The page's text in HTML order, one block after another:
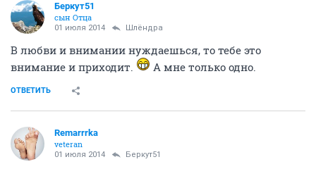
Беркут51
сын Отца
01 июля 2014 Шлёндра
В любви и внимании нуждаешься, то тебе это
внимание и приходит.
А мне только одно.
ОТВЕТИТЬ
Remarrrka
veteran
01 июля 2014 Беркут51